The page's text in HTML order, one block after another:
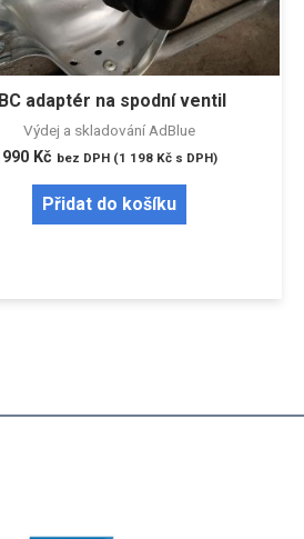
IBC adaptér na spodní ventil
Výdej a skladování AdBlue
990 Kč bez DPH (1 198 Kčs DPH)
Přidat do košíku